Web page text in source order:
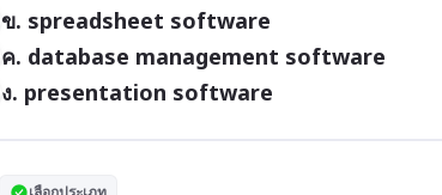
ข. spreadsheet software
ค. database management software
ง. presentation software